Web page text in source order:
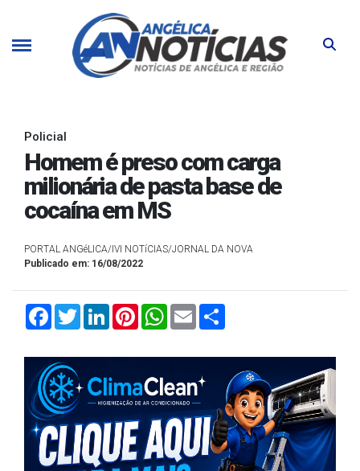
Policial
Homem é preso com carga
milionária de pasta base de
cocaína em MS
PORTAL ANGéLICA/IVI NOTíCIAS/JORNAL DA NOVA
Publicado em: 16/08/2022
FacebookTwitterLinkedInPinterestWhatsApp
Email